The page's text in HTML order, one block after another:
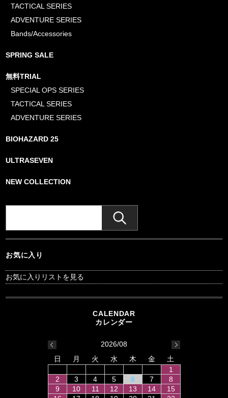
TACTICAL SERIES
ADVENTURE SERIES
Bands/Accessories
SPRING SALE
無料TRIAL
SPECIAL OPS SERIES
TACTICAL SERIES
ADVENTURE SERIES
BIOHAZARD 25
ULTRASEVEN
NEW COLLECTION
お気に入り
お気に入りリストを見る
2026/08
日
月 火 水 木 金
土
1
2
3 4 5 6 7
8
9
10 11 12 13 14
15